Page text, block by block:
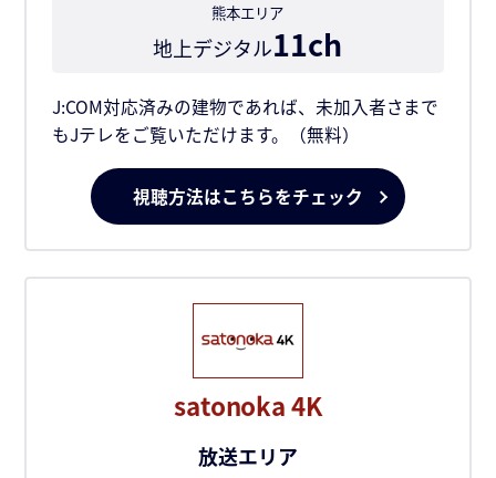
熊本エリア
地上デジタル11ch
J:COM対応済みの建物であれば、未加入者さまで
もJテレをご覧いただけます。（無料）
視聴方法はこちらをチェック
satonoka 4K
放送エリア